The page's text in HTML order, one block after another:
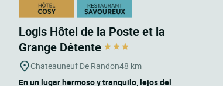
Logis Hôtel de la Poste et la
Grange Détente
Chateauneuf De Randon48 km
En un lugar hermoso y tranquilo, lejos del